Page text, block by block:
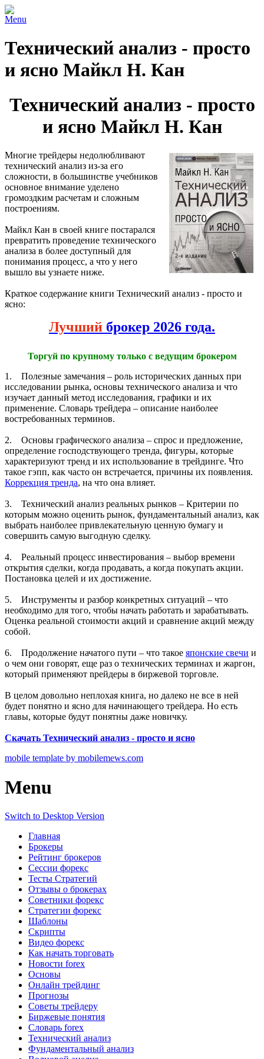
Menu
Технический анализ - просто
и ясно Майкл Н. Кан
Технический анализ - просто
и ясно Майкл Н. Кан
Многие трейдеры недолюбливают
технический анализ из-за его
сложности, в большинстве учебников
основное внимание уделено
громоздким расчетам и сложным
построениям.
Майкл Кан в своей книге постарался
превратить проведение технического
анализа в более доступный для
понимания процесс, а что у него
вышло вы узнаете ниже.
Краткое содержание книги Технический анализ - просто и
ясно:
Лучший брокер 2026 года.
Торгуй по крупному только с ведущим брокером
1. Полезные замечания – роль исторических данных при
исследовании рынка, основы технического анализа и что
изучает данный метод исследования, графики и их
применение. Словарь трейдера – описание наиболее
востребованных терминов.
2. Основы графического анализа – спрос и предложение,
определение господствующего тренда, фигуры, которые
характеризуют тренд и их использование в трейдинге. Что
такое гэпп, как часто он встречается, причины их появления.
Коррекция тренда, на что она влияет.
3. Технический анализ реальных рынков – Критерии по
которым можно оценить рынок, фундаментальный анализ, как
выбрать наиболее привлекательную ценную бумагу и
совершить самую выгодную сделку.
4. Реальный процесс инвестирования – выбор времени
открытия сделки, когда продавать, а когда покупать акции.
Постановка целей и их достижение.
5. Инструменты и разбор конкретных ситуаций – что
необходимо для того, чтобы начать работать и зарабатывать.
Оценка реальной стоимости акций и сравнение акций между
собой.
6. Продолжение начатого пути – что такое японские свечи и
о чем они говорят, еще раз о технических терминах и жаргон,
который применяют nрейдеры в биржевой торговле.
В целом довольно неплохая книга, но далеко не все в ней
будет понятно и ясно для начинающего трейдера. Но есть
главы, которые будут понятны даже новичку.
Скачать Технический анализ - просто и ясно
mobile template by mobilemews.com
Menu
Switch to Desktop Version
Главная
Брокеры
Рейтинг брокеров
Сессии форекс
Тесты Стратегий
Отзывы о брокерах
Советники форекс
Стратегии форекс
Шаблоны
Скрипты
Видео форекс
Как начать торговать
Новости forex
Основы
Онлайн трейдинг
Прогнозы
Советы трейдеру
Биржевые понятия
Словарь forex
Технический анализ
Фундаментальный анализ